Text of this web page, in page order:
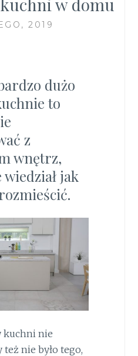
w domu
2019
dużo
to
z
wnętrz,
jak
kuchni nie
też nie było tego,